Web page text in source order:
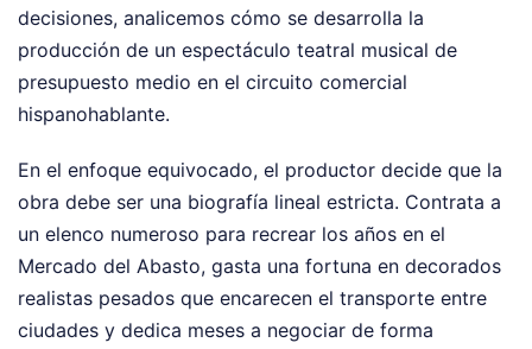
decisiones, analicemos cómo se desarrolla la
producción de un espectáculo teatral musical de
presupuesto medio en el circuito comercial
hispanohablante.
En el enfoque equivocado, el productor decide que la
obra debe ser una biografía lineal estricta. Contrata a
un elenco numeroso para recrear los años en el
Mercado del Abasto, gasta una fortuna en decorados
realistas pesados que encarecen el transporte entre
ciudades y dedica meses a negociar de forma